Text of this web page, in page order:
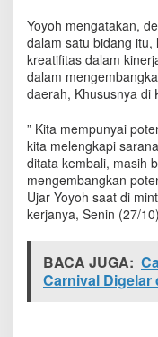
p
u
K
e
m
b
n
g
k
a
n
P
n
Yoyoh mengatakan,
dalam satu bidang itu,
kreatifitas dalam
dalam
daerah, Khususnya di
” Kita mempunyai
kita melengkapi
ditata kembali, masih
mengembangkan
Ujar Yoyoh saat di
kerjanya, Senin (27/
BACA JUGA:
Carnival Digelar